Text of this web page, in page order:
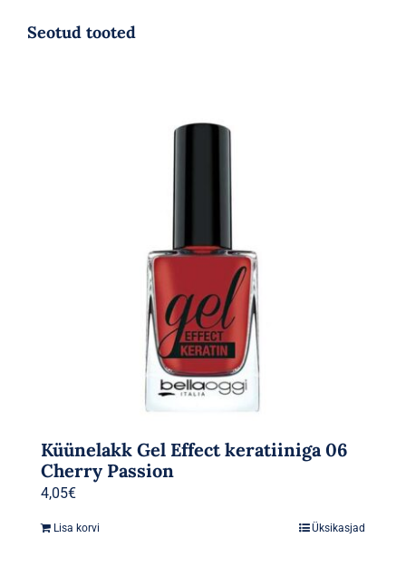
Seotud tooted
Küünelakk Gel Effect keratiiniga 06
Cherry Passion
4,05€
Lisa korvi Üksikasjad